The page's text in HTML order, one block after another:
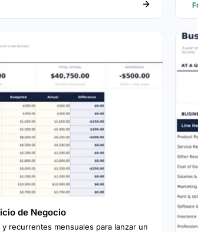
de Negocio
recurrentes mensuales para lanzar un